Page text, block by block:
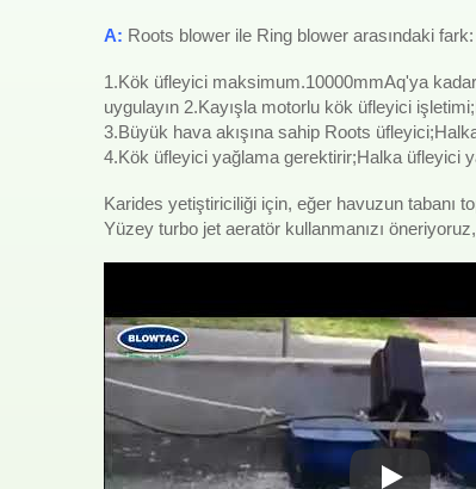
A: Roots blower ile Ring blower arasındaki fark:
1.Kök üfleyici maksimum.10000mmAq'ya
uygulayın 2.Kayışla motorlu kök üfleyici
3.Büyük hava akışına sahip Roots
4.Kök üfleyici yağlama gerektirir;Halka üfleyici
Karides yetiştiriciliği için, eğer havuzun tabanı
Yüzey turbo jet aeratör kullanmanızı